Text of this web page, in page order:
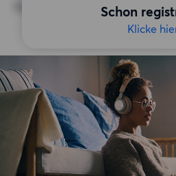
Schon
Klicke
Keine bestimmten Präferenzen